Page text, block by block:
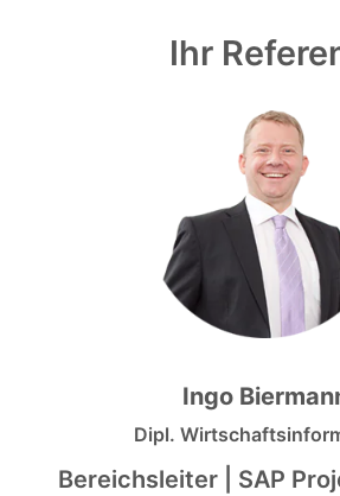
Ihr
Ingo
Dipl.
Bereichsleiter | SAP